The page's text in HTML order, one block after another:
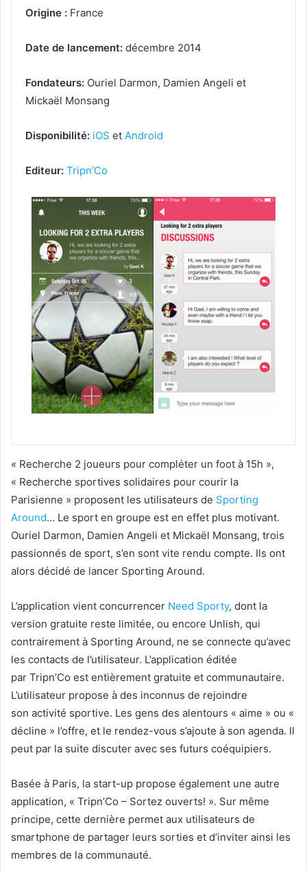
Origine : France
Date de lancement: décembre 2014
Fondateurs: Ouriel Darmon, Damien Angeli et
Mickaël Monsang
Disponibilité: iOS et Android
Editeur: Tripn’Co
« Recherche 2 joueurs pour compléter un foot à 15h »,
« Recherche sportives solidaires pour courir la
Parisienne » proposent les utilisateurs de Sporting
Around… Le sport en groupe est en effet plus motivant.
Ouriel Darmon, Damien Angeli et Mickaël Monsang, trois
passionnés de sport, s’en sont vite rendu compte. Ils ont
alors décidé de lancer Sporting Around.
L’application vient concurrencer Need Sporty, dont la
version gratuite reste limitée, ou encore Unlish, qui
contrairement à Sporting Around, ne se connecte qu’avec
les contacts de l’utilisateur. L’application éditée
par Tripn’Co est entièrement gratuite et communautaire.
L’utilisateur propose à des inconnus de rejoindre
son activité sportive. Les gens des alentours « aime » ou «
décline » l’offre, et le rendez-vous s’ajoute à son agenda. Il
peut par la suite discuter avec ses futurs coéquipiers.
Basée à Paris, la start-up propose également une autre
application, « Tripn’Co – Sortez ouverts! ». Sur même
principe, cette dernière permet aux utilisateurs de
smartphone de partager leurs sorties et d’inviter ainsi les
membres de la communauté.